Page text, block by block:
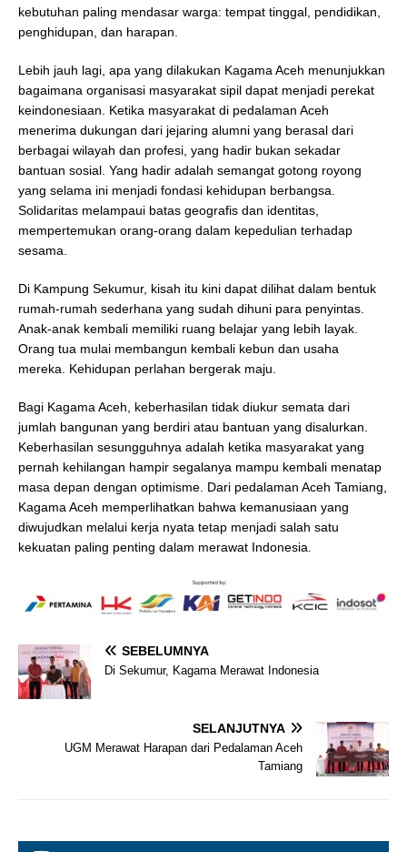
kebutuhan paling mendasar warga: tempat tinggal, pendidikan,
penghidupan, dan harapan.
Lebih jauh lagi, apa yang dilakukan Kagama Aceh menunjukkan
bagaimana organisasi masyarakat sipil dapat menjadi perekat
keindonesiaan. Ketika masyarakat di pedalaman Aceh
menerima dukungan dari jejaring alumni yang berasal dari
berbagai wilayah dan profesi, yang hadir bukan sekadar
bantuan sosial. Yang hadir adalah semangat gotong royong
yang selama ini menjadi fondasi kehidupan berbangsa.
Solidaritas melampaui batas geografis dan identitas,
mempertemukan orang-orang dalam kepedulian terhadap
sesama.
Di Kampung Sekumur, kisah itu kini dapat dilihat dalam bentuk
rumah-rumah sederhana yang sudah dihuni para penyintas.
Anak-anak kembali memiliki ruang belajar yang lebih layak.
Orang tua mulai membangun kembali kebun dan usaha
mereka. Kehidupan perlahan bergerak maju.
Bagi Kagama Aceh, keberhasilan tidak diukur semata dari
jumlah bangunan yang berdiri atau bantuan yang disalurkan.
Keberhasilan sesungguhnya adalah ketika masyarakat yang
pernah kehilangan hampir segalanya mampu kembali menatap
masa depan dengan optimisme. Dari pedalaman Aceh Tamiang,
Kagama Aceh memperlihatkan bahwa kemanusiaan yang
diwujudkan melalui kerja nyata tetap menjadi salah satu
kekuatan paling penting dalam merawat Indonesia.
SEBELUMNYA
Di Sekumur, Kagama Merawat Indonesia
SELANJUTNYA
UGM Merawat Harapan dari Pedalaman Aceh
Tamiang